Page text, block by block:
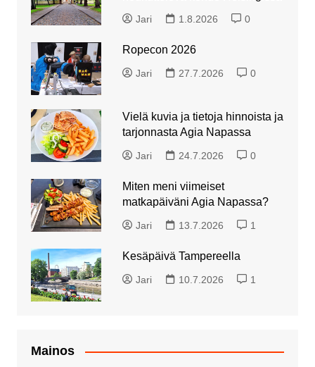
Jari 1.8.2026 0
Ropecon 2026
Jari 27.7.2026 0
Vielä kuvia ja tietoja hinnoista ja
tarjonnasta Agia Napassa
Jari 24.7.2026 0
Miten meni viimeiset
matkapäiväni Agia Napassa?
Jari 13.7.2026 1
Kesäpäivä Tampereella
Jari 10.7.2026 1
Mainos